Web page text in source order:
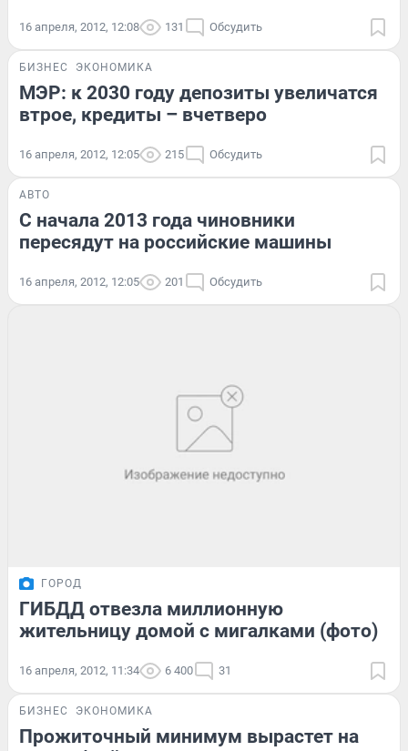
16 апреля, 2012, 12:08 131 Обсудить
БИЗНЕС ЭКОНОМИКА
МЭР: к 2030 году депозиты увеличатся
втрое, кредиты – вчетверо
16 апреля, 2012, 12:05 215 Обсудить
АВТО
С начала 2013 года чиновники
пересядут на российские машины
16 апреля, 2012, 12:05 201 Обсудить
ГОРОД
ГИБДД отвезла миллионную
жительницу домой с мигалками (фото)
16 апреля, 2012, 11:34 6 400 31
БИЗНЕС ЭКОНОМИКА
Прожиточный минимум вырастет на